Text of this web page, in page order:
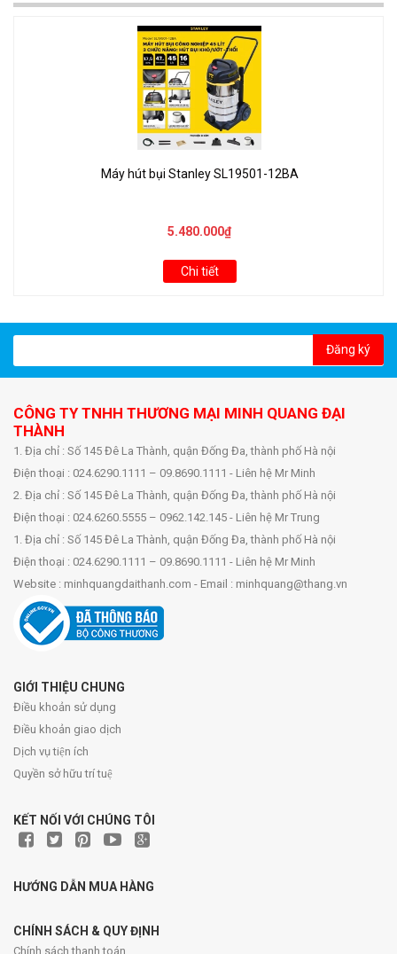
Máy hút bụi Stanley SL19501-12BA
5.480.000₫
Chi tiết
Đăng ký
CÔNG TY TNHH THƯƠNG MẠI MINH QUANG ĐẠI
THÀNH
1. Địa chỉ : Số 145 Đê La Thành, quận Đống Đa, thành phố Hà nội
Điện thoại : 024.6290.1111 – 09.8690.1111 - Liên hệ Mr Minh
2. Địa chỉ : Số 145 Đê La Thành, quận Đống Đa, thành phố Hà nội
Điện thoại : 024.6260.5555 – 0962.142.145 - Liên hệ Mr Trung
1. Địa chỉ : Số 145 Đê La Thành, quận Đống Đa, thành phố Hà nội
Điện thoại : 024.6290.1111 – 09.8690.1111 - Liên hệ Mr Minh
Website : minhquangdaithanh.com - Email : minhquang@thang.vn
GIỚI THIỆU CHUNG
Điều khoản sử dụng
Điều khoản giao dịch
Dịch vụ tiện ích
Quyền sở hữu trí tuệ
KẾT NỐI VỚI CHÚNG TÔI
HƯỚNG DẪN MUA HÀNG
CHÍNH SÁCH & QUY ĐỊNH
Chính sách thanh toán